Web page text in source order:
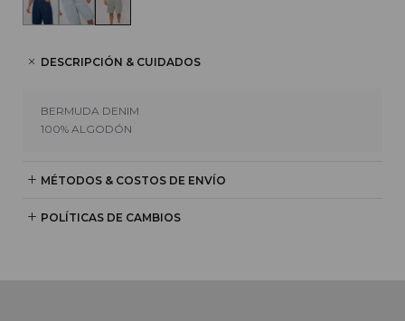
DESCRIPCIÓN & CUIDADOS
BERMUDA DENIM
100% ALGODÓN
MÉTODOS & COSTOS DE ENVÍO
POLÍTICAS DE CAMBIOS